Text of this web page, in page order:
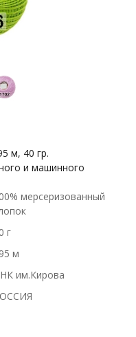
м, 40 гр.
и машинного
мерсеризованный
г
м
им.Кирова